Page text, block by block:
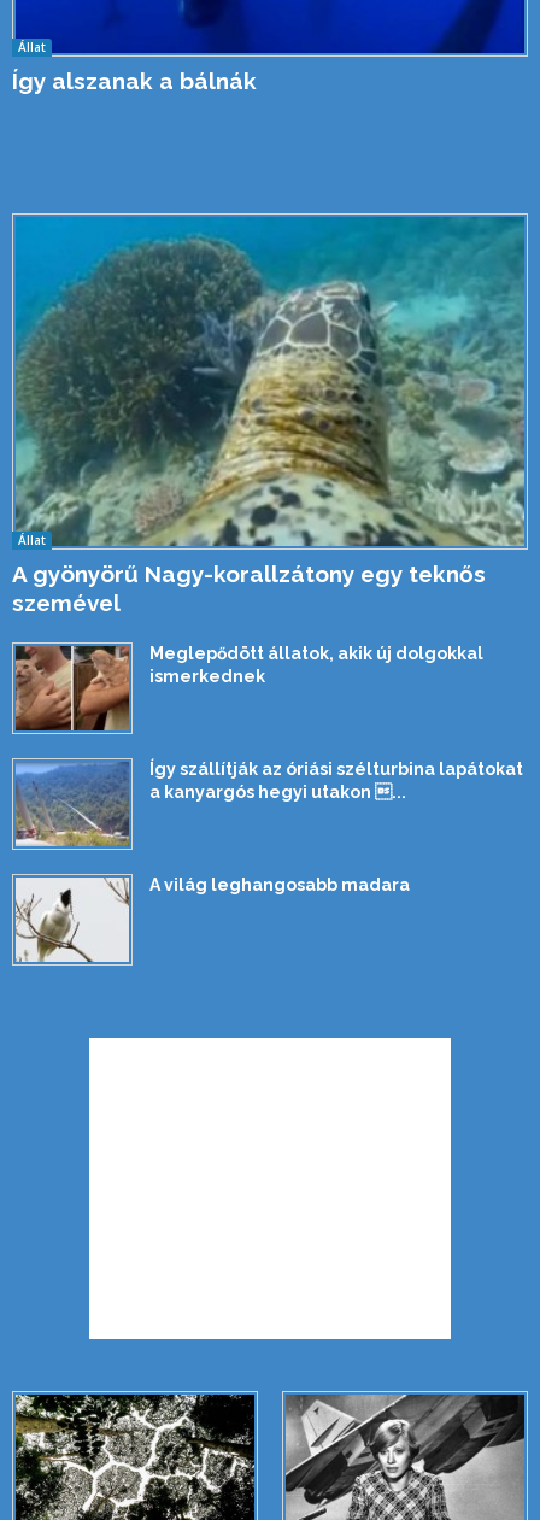
Állat
Így alszanak a bálnák
Állat
A gyönyörű Nagy-korallzátony egy teknős
szemével
Meglepődött állatok, akik új dolgokkal
ismerkednek
Így szállítják az óriási szélturbina lapátokat
a kanyargós hegyi utakon ...
A világ leghangosabb madara